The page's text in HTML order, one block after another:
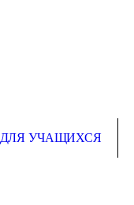
ДЛЯ УЧАЩИХСЯ